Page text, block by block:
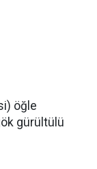
öğle
gürültülü